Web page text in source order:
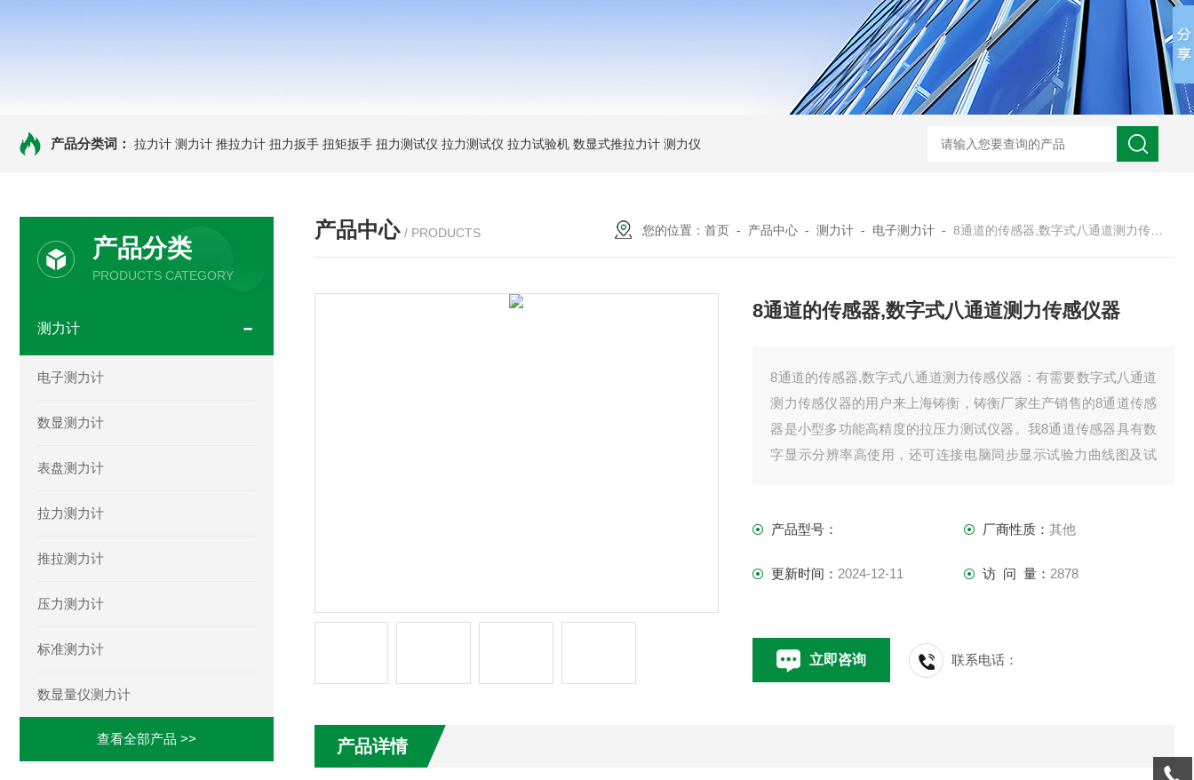
产品分类词： 拉力计 测力计 推拉力计 扭力扳手 扭矩扳手 扭力测试仪 拉力测试仪 拉力试验机 数显式推拉力计 测力仪
产品分类
PRODUCTS CATEGORY
测力计
电子测力计
数显测力计
表盘测力计
拉力测力计
推拉测力计
压力测力计
标准测力计
数显量仪测力计
查看全部产品 >>
产品中心 / PRODUCTS 您的位置：首页 - 产品中心 -测力计 - 电子测力计 -8通道的传感器,数字式八通道测力传感仪器
8通道的传感器,数字式八通道测力传感仪器
8通道的传感器,数字式八通道测力传感仪器：有需要数字式八通道
测力传感仪器的用户来上海铸衡，铸衡厂家生产销售的8通道传感
器是小型多功能高精度的拉压力测试仪器。我8通道传感器具有数
字显示分辨率高使用，还可连接电脑同步显示试验力曲线图及试
产品型号： 厂商性质： 其他
更新时间： 2024-12-11 访 问 量： 2878
立即咨询 联系电话：
产品详情